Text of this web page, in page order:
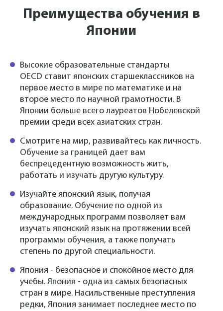
Преимущества обучения в
Японии
Высокие образовательные стандарты
OECD ставит японских старшеклассников на
первое место в мире по математике и на
второе место по научной грамотности. В
Японии больше всего лауреатов Нобелевской
премии среди всех азиатских стран.
Смотрите на мир, развивайтесь как личность.
Обучение за границей дает вам
беспрецедентную возможность жить,
работать и изучать другую культуру.
Изучайте японский язык, получая
образование. Обучение по одной из
международных программ позволяет вам
изучать японский язык на протяжении всей
программы обучения, а также получать
степень по другой специальности.
Япония - безопасное и спокойное место для
учебы. Япония - одна из самых безопасных
стран в мире. Насильственные преступления
редки, Япония занимает последнее место по